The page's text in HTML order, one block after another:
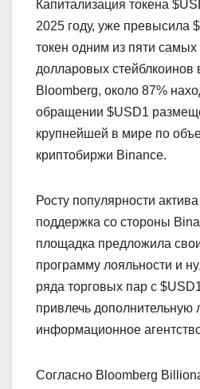
Капитализация токена
2025 году, уже превысила
токен одним из пяти
долларовых
Bloomberg, около 87%
обращении $USD1
крупнейшей в мире по
криптобиржи Binance.
Росту популярности
поддержка со стороны
площадка предложила
программу лояльности и
ряда торговых пар с
привлечь дополнительную
информационное
Согласно Bloomberg